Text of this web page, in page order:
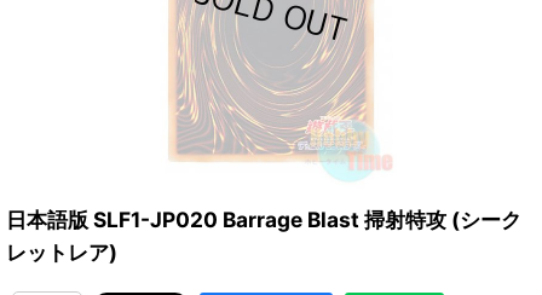
日本語版 SLF1-JP020 Barrage Blast 掃射特攻 (シーク
レットレア)